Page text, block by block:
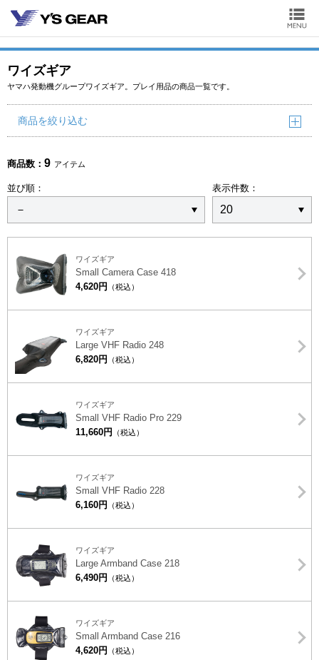
ワイズギア
ヤマハ発動機グループワイズギア。プレイ用品の商品一覧です。
商品を絞り込む
商品数： 9 アイテム
並び順： 表示件数：
ワイズギア
Small Camera Case 418
4,620円
（税込）
ワイズギア
Large VHF Radio 248
6,820円
（税込）
ワイズギア
Small VHF Radio Pro 229
11,660円
（税込）
ワイズギア
Small VHF Radio 228
6,160円
（税込）
ワイズギア
Large Armband Case 218
6,490円
（税込）
ワイズギア
Small Armband Case 216
4,620円
（税込）